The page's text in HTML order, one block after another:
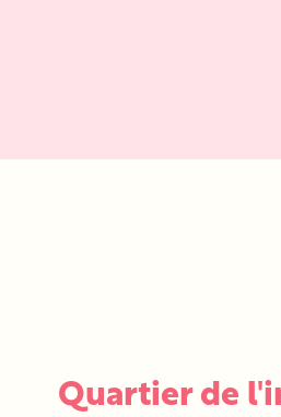
Quartier de